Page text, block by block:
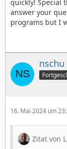
quickly! Special
answer your
programs but I
nschu
16. Mai 2024 um
Zitat von